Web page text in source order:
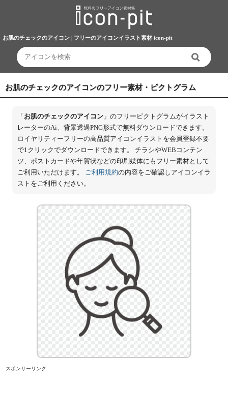
お肌のチェックのアイコン | フリーのアイコンイラスト素材 icon-pit
お肌のチェックのアイコンのフリー素材・ピクトグラム
「 お肌のチェックのアイコン」のフリーピクトグラムがイラスト
レーターのAi、背景透過PNG形式で無料ダウンロードできます。
ロイヤリティーフリーの高品質アイコンイラストを会員登録不要
で1クリックでダウンロードできます。 チラシやWEBコンテン
ツ、ポストカードや年賀状などの印刷媒体にもフリー素材として
ご利用いただけます。 ご利用規約の内容をご確認しアイコンイラ
ストをご利用ください。
スポンサーリンク